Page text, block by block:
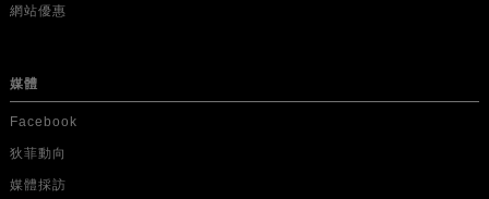
網站優惠
媒體
Facebook
狄菲動向
媒體採訪